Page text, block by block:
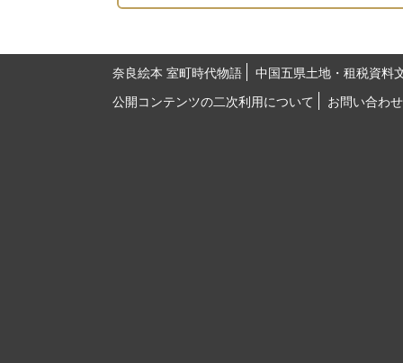
奈良絵本 室町時代物語
中国五県土地・租税資料
公開コンテンツの二次利用について
お問い合わせ